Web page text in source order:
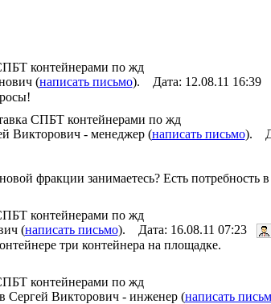
контейнерами по жд
(написать письмо). Дата: 12.08.11 16:39
СПБТ контейнерами по жд
Викторович - менеджер (написать письмо).
фракции занимаетесь? Есть потребность
контейнерами по жд
(написать письмо). Дата: 16.08.11 07:23
три контейнера на площадке.
контейнерами по жд
Сергей Викторович - инженер (написать